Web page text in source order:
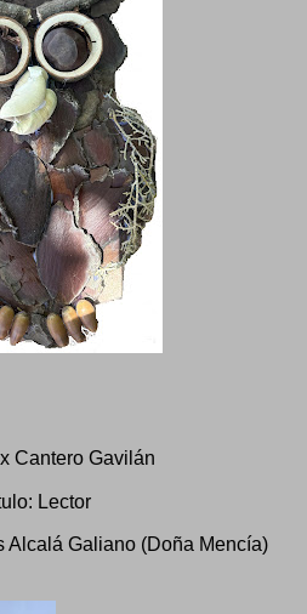
Cantero Gavilán
Lector
Alcalá Galiano (Doña Mencía)